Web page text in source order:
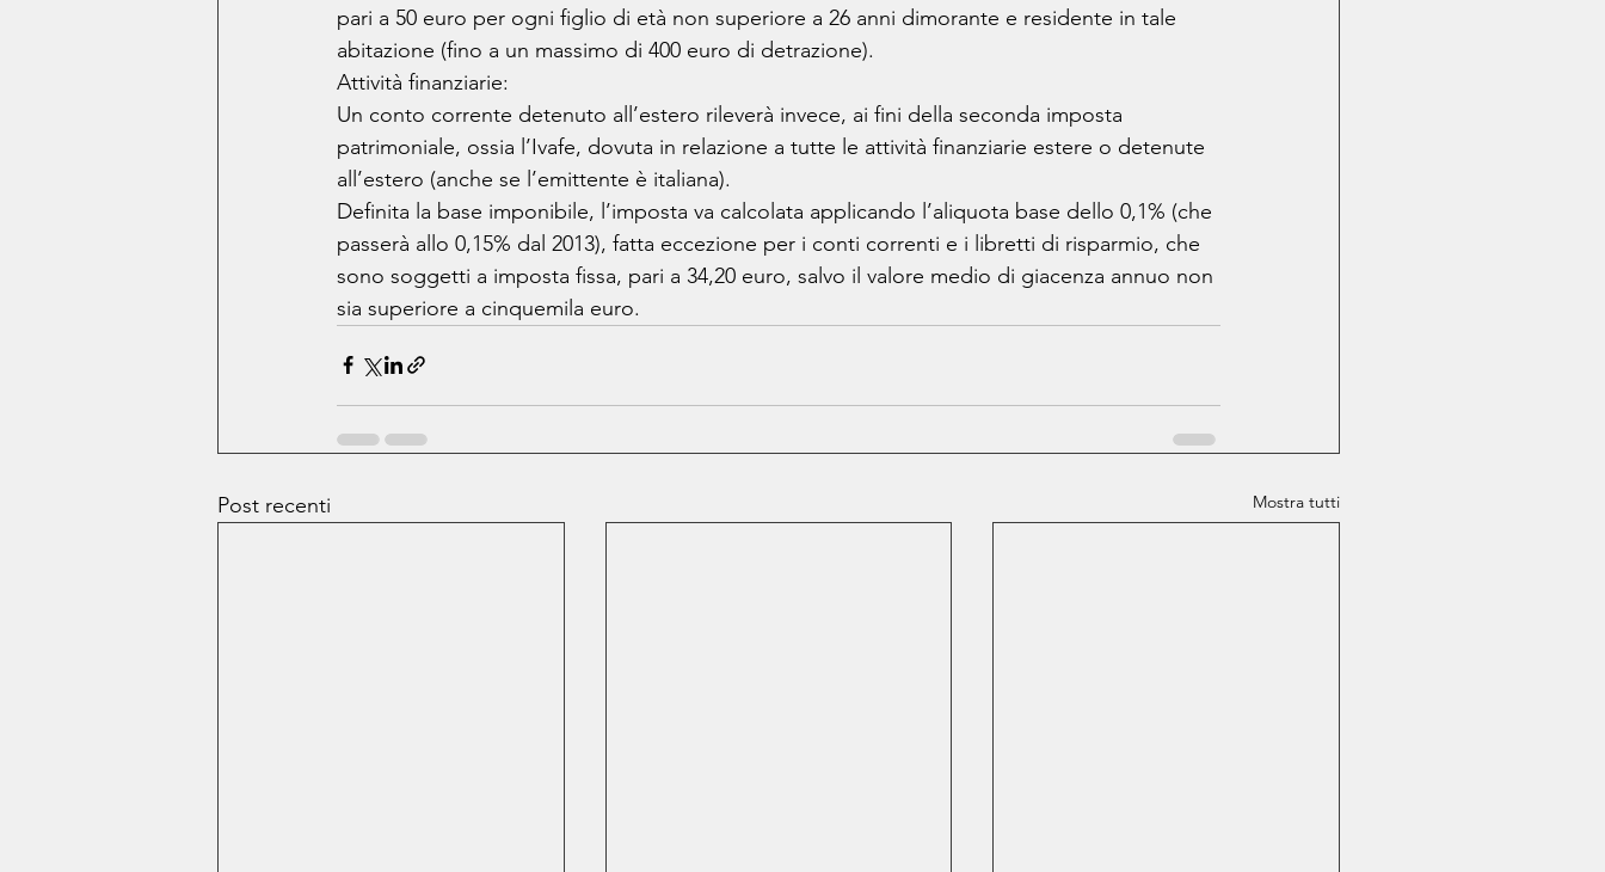
pari a 50 euro per ogni figlio di età non superiore a 26 anni dimorante e residente in tale
abitazione (fino a un massimo di 400 euro di detrazione).
Attività finanziarie:
Un conto corrente detenuto all’estero rileverà invece, ai fini della seconda imposta
patrimoniale, ossia l’Ivafe, dovuta in relazione a tutte le attività finanziarie estere o detenute
all’estero (anche se l’emittente è italiana).
Definita la base imponibile, l’imposta va calcolata applicando l’aliquota base dello 0,1% (che
passerà allo 0,15% dal 2013), fatta eccezione per i conti correnti e i libretti di risparmio, che
sono soggetti a imposta fissa, pari a 34,20 euro, salvo il valore medio di giacenza annuo non
sia superiore a cinquemila euro.
Post recenti Mostra tutti